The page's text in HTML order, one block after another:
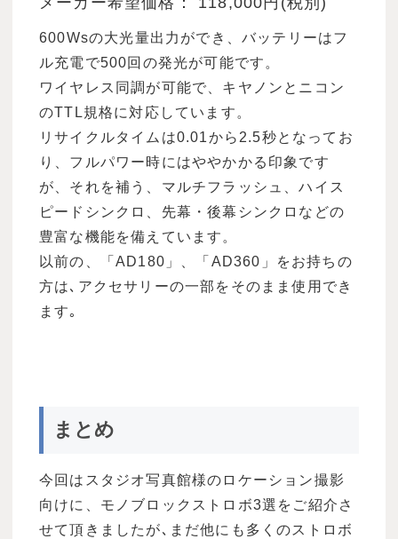
600Wsの大光量出力ができ、バッテリーはフ
ル充電で500回の発光が可能です。
ワイヤレス同調が可能で、キヤノンとニコン
のTTL規格に対応しています。
リサイクルタイムは0.01から2.5秒となってお
り、フルパワー時にはややかかる印象です
が、それを補う、マルチフラッシュ、ハイス
ピードシンクロ、先幕・後幕シンクロなどの
豊富な機能を備えています。
以前の、「AD180」、「AD360」をお持ちの
方は､アクセサリーの一部をそのまま使用でき
ます｡
まとめ
今回はスタジオ写真館様のロケーション撮影
向けに、モノブロックストロボ3選をご紹介さ
せて頂きましたが､まだ他にも多くのストロボ